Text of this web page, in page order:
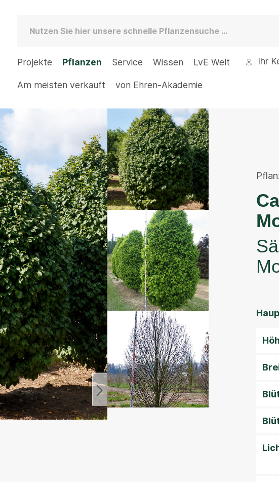
Projekte Pflanzen Service Wissen LvE Welt
Am meisten verkauft von Ehren-Akademie
Ihr